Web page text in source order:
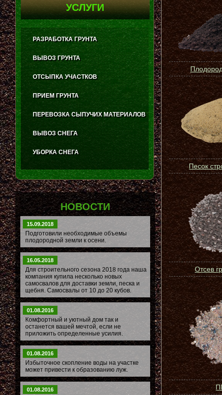
Песок
Отсев
УСЛУГИ
РАЗРАБОТКА ГРУНТА
ВЫВОЗ ГРУНТА
ОТСЫПКА УЧАСТКОВ
ПРИЕМ ГРУНТА
ПЕРЕВОЗКА СЫПУЧИХ МАТЕРИАЛОВ
ВЫВОЗ СНЕГА
УБОРКА СНЕГА
НОВОСТИ
15.09.2018
Подготовили необходимые объемы
плодородной земли к осени.
16.05.2018
Для строительного сезона 2018 года наша
компания купила несколько новых
самосвалов для доставки земли, песка и
щебня. Самосвалы от 10 до 20 кубов.
01.08.2016
Комфортный и уютный дом так и
останется вашей мечтой, если не
приложить определенные усилия.
01.08.2016
Избыточное скопление воды на участке
может привести к образованию луж.
01.08.2016